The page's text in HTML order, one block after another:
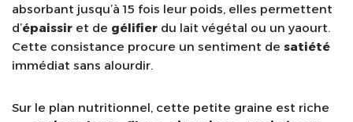
absorbant jusqu’à 15 fois leur poids, elles permettent
d’épaissir et de gélifier du lait végétal ou un yaourt.
Cette consistance procure un sentiment de satiété
immédiat sans alourdir.
Sur le plan nutritionnel, cette petite graine est riche